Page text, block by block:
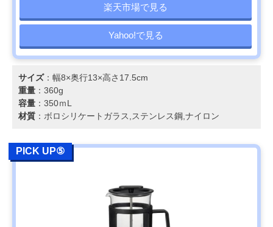
楽天市場で見る
Yahoo!で見る
サイズ：幅8×奥行13×高さ17.5cm
重量 ：360g
容量 ：350ｍL
材質 ：ボロシリケートガラス,ステンレス鋼,ナイロン
PICK UP⑤